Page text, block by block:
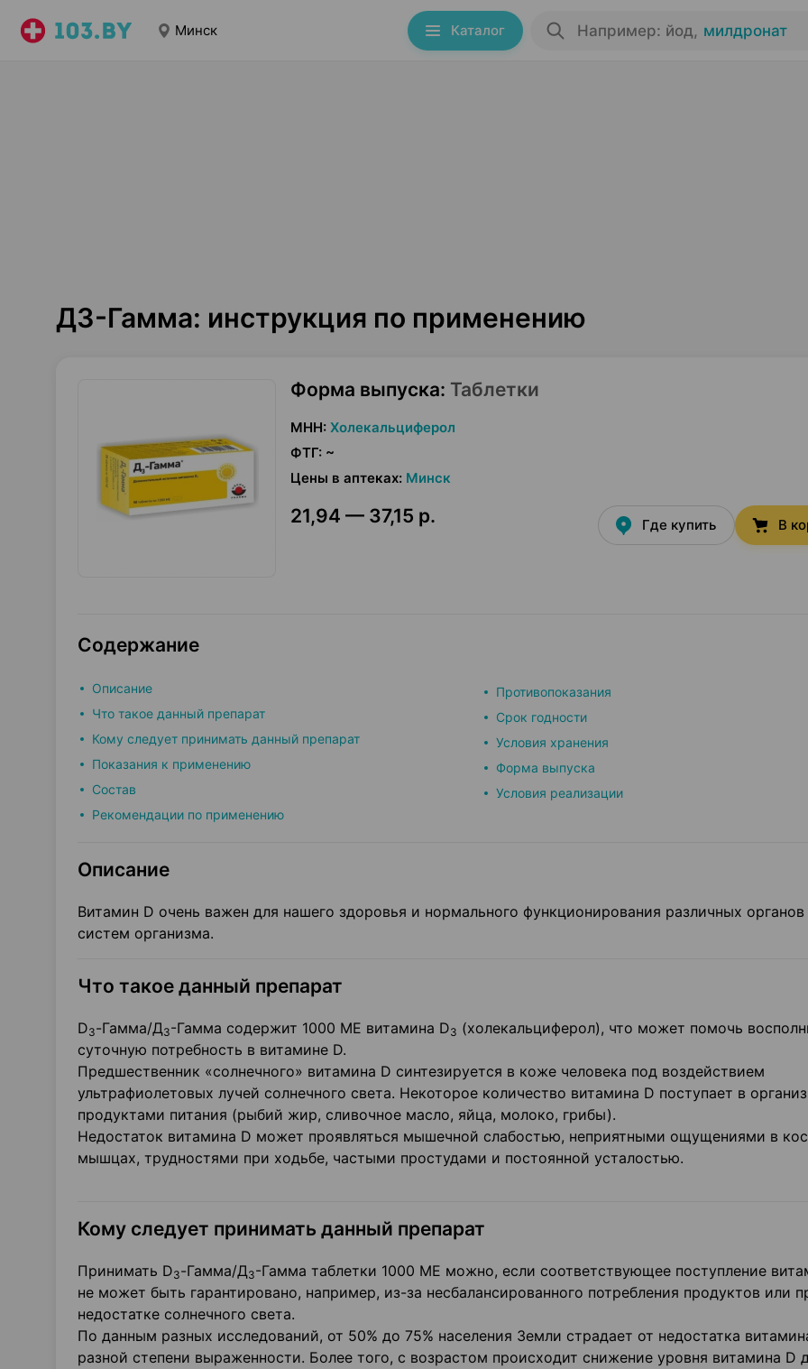
Минск Каталог Например: йод, милдронат
Д3-Гамма: инструкция по применению
Форма выпуска: Таблетки
МНН: Холекальциферол
ФТГ: ~
Цены в аптеках: Минск
21,94 — 37,15 р. Где купить В
Содержание
Описание
Что такое данный препарат
Кому следует принимать данный препарат
Показания к применению
Состав
Рекомендации по применению
Противопоказания
Срок годности
Условия хранения
Форма выпуска
Условия реализации
Описание
Витамин D очень важен для нашего здоровья и нормального функционирования различных органов
систем организма.
Что такое данный препарат
D3-Гамма/Д3-Гамма содержит 1000 ME витамина D3 (холекальциферол), что может помочь
суточную потребность в витамине D.
Предшественник «солнечного» витамина D синтезируется в коже человека под воздействием
ультрафиолетовых лучей солнечного света. Некоторое количество витамина D поступает в
продуктами питания (рыбий жир, сливочное масло, яйца, молоко, грибы).
Недостаток витамина D может проявляться мышечной слабостью, неприятными ощущениями в
мышцах, трудностями при ходьбе, частыми простудами и постоянной усталостью.
Кому следует принимать данный препарат
Принимать D3-Гамма/Д3-Гамма таблетки 1000 ME можно, если соответствующее поступление
не может быть гарантировано, например, из-за несбалансированного потребления продуктов или
недостатке солнечного света.
По данным разных исследований, от 50% до 75% населения Земли страдает от недостатка
разной степени выраженности. Более того, с возрастом происходит снижение уровня витамина D